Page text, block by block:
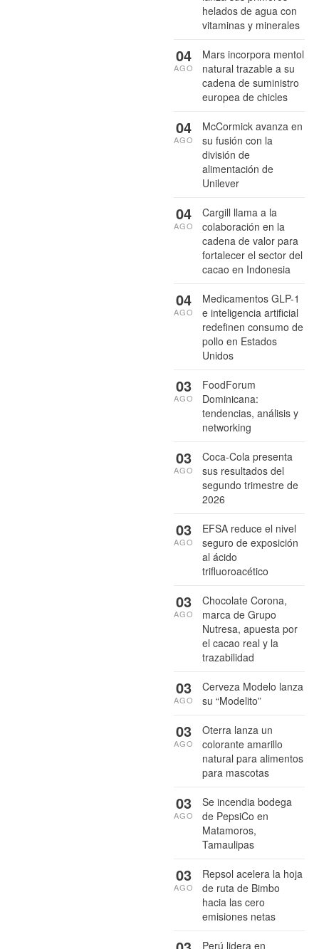
helados de agua con
vitaminas y minerales
Mars incorpora mentol
natural trazable a su
cadena de suministro
europea de chicles
04
AGO
McCormick avanza en
su fusión con la
división de
alimentación de
Unilever
04
AGO
Cargill llama a la
colaboración en la
cadena de valor para
fortalecer el sector del
cacao en Indonesia
04
AGO
Medicamentos GLP-1
e inteligencia artificial
redefinen consumo de
pollo en Estados
Unidos
04
AGO
FoodForum
Dominicana:
tendencias, análisis y
networking
03
AGO
Coca-Cola presenta
sus resultados del
segundo trimestre de
2026
03
AGO
EFSA reduce el nivel
seguro de exposición
al ácido
trifluoroacético
03
AGO
Chocolate Corona,
marca de Grupo
Nutresa, apuesta por
el cacao real y la
trazabilidad
03
AGO
Cerveza Modelo lanza
su “Modelito”
03
AGO
Oterra lanza un
colorante amarillo
natural para alimentos
para mascotas
03
AGO
Se incendia bodega
de PepsiCo en
Matamoros,
Tamaulipas
03
AGO
Repsol acelera la hoja
de ruta de Bimbo
hacia las cero
emisiones netas
03
AGO
Perú lidera en